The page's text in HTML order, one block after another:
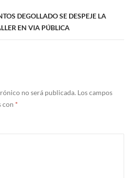
DEGOLLADO SE DESPEJE LA
EN VIA PÚBLICA
no será publicada. Los campos
con *